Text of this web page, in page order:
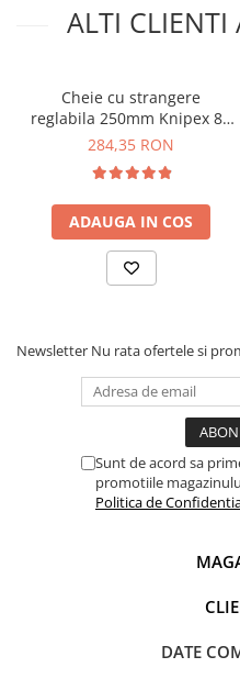
ALTI CLIENTI
Cheie cu strangere
reglabila 250mm Knipex 86
03 250
284,35 RON
ADAUGA IN COS
Newsletter Nu rata ofertele si
Sunt de acord sa
promotiile
Politica de
DATE